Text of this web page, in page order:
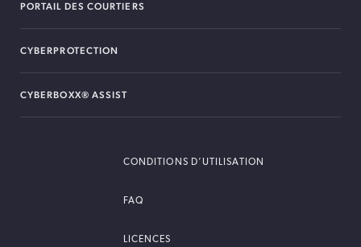
PORTAIL DES COURTIERS
CYBERPROTECTION
CYBERBOXX® ASSIST
CONDITIONS D’UTILISATION
FAQ
LICENCES